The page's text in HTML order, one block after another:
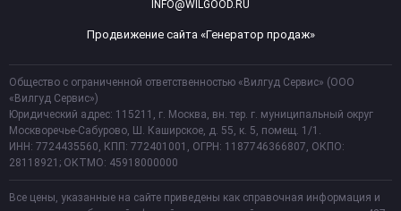
INFO@WILGOOD.RU
Продвижение сайта «Генератор продаж»
Общество с ограниченной ответственностью «Вилгуд Сервис» (ООО
«Вилгуд Сервис»)
Юридический адрес: 115211, г. Москва, вн. тер. г. муниципальный округ
Москворечье-Сабурово, Ш. Каширское, д. 55, к. 5, помещ. 1/1.
ИНН: 7724435560, КПП: 772401001, ОГРН: 1187746366807, ОКПО:
28118921; ОКТМО: 45918000000
Все цены, указанные на сайте приведены как справочная информация и